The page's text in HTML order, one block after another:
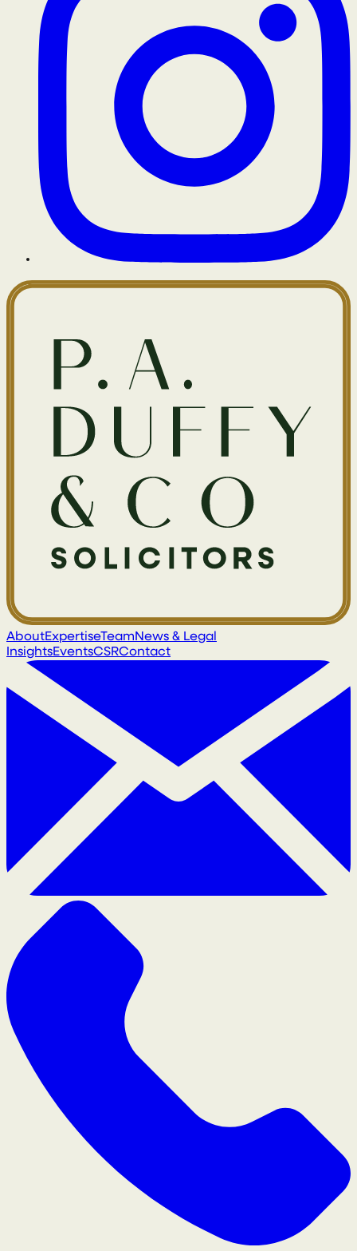
AboutExpertiseTeamNews & Legal
InsightsEventsCSRContact